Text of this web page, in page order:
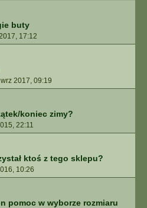
buty
17:12
2017, 09:19
koniec zimy?
22:11
ktoś z tego sklepu?
10:26
pomoc w wyborze rozmiaru